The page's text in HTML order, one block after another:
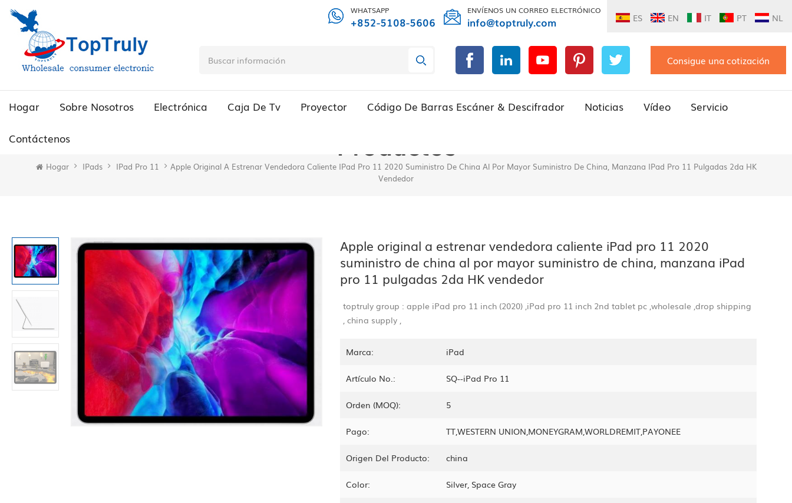
ES EN IT PT NL
WHATSAPP
+852-5108-5606
ENVÍENOS UN CORREO ELECTRÓNICO
info@toptruly.com
Consigue una cotización
Hogar Sobre Nosotros Electrónica Caja De Tv Proyector Código De Barras Escáner & Descifrador Noticias Vídeo Servicio
Contáctenos Productos
Hogar IPads IPad Pro 11
Apple Original A Estrenar Vendedora Caliente IPad Pro 11 2020 Suministro De China Al Por Mayor Suministro De China, Manzana IPad Pro 11 Pulgadas 2da HK
Vendedor
Apple original a estrenar vendedora caliente iPad pro 11 2020
suministro de china al por mayor suministro de china, manzana iPad
pro 11 pulgadas 2da HK vendedor
toptruly group : apple iPad pro 11 inch(2020) ,iPad pro 11 inch 2nd tablet pc ,wholesale ,drop shipping
china supply ,
Marca: iPad
Artículo No.: SQ--iPad Pro 11
Orden (MOQ): 5
Pago: TT,WESTERN UNION,MONEYGRAM,WORLDREMIT,PAYONEE
Origen Del Producto: china
Color: Silver, Space Gray